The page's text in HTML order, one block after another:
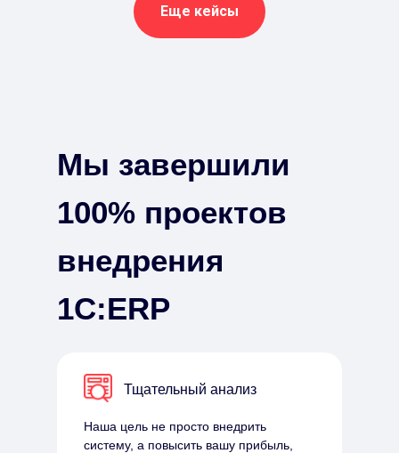
Еще кейсы
Тщательный анализ
Наша цель не просто внедрить
систему, а повысить вашу прибыль,
Мы завершили
100% проектов
внедрения
1С:ERP